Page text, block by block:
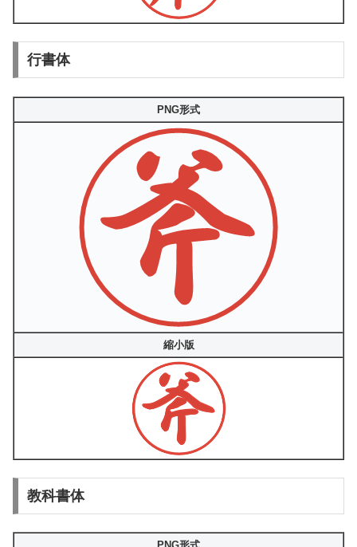
行書体
PNG形式
縮小版
教科書体